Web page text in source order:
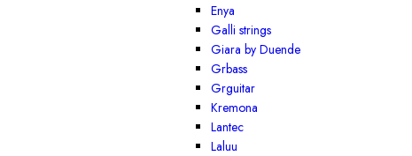
Enya
Galli strings
Giara by Duende
Grbass
Grguitar
Kremona
Lantec
Laluu